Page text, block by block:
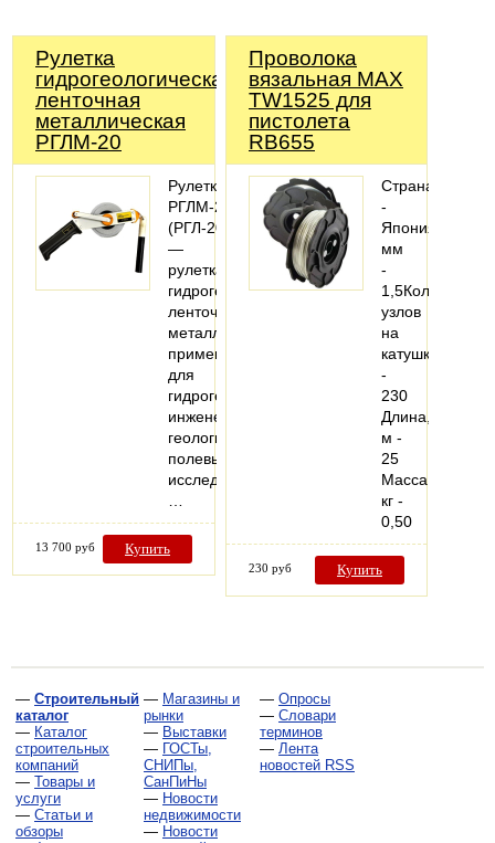
Рулетка
гидрогеологическая
ленточная
металлическая
РГЛМ-20
Рулетка
РГЛМ-20
(РГЛ-20)
—
рулетка
гидрогеологическая
ленточная
металлическая
применяется
для
гидрогеологических,
инженерно-
геологических,
полевых
исследований.
13 700 руб Купить
Проволока
вязальная MAX
TW1525 для
пистолета
RB655
Страна
-
мм
-
1,5Количество
узлов
на
катушке
-
230
Длина,
м -
25
Масса,
кг -
0,50
230 руб Купить
— Строительный
каталог
— Каталог
строительных
компаний
— Товары и
услуги
— Статьи и
обзоры
— Магазины и
рынки
— Выставки
— ГОСТы,
СНИПы,
СанПиНы
— Новости
недвижимости
— Новости
— Опросы
— Словари
терминов
— Лента
новостей RSS